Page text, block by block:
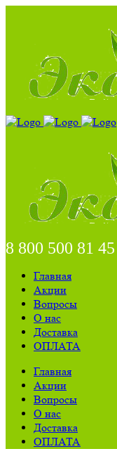
8 800 500 81 45
Главная
Акции
Вопросы
О нас
Доставка
ОПЛАТА
Главная
Акции
Вопросы
О нас
Доставка
ОПЛАТА